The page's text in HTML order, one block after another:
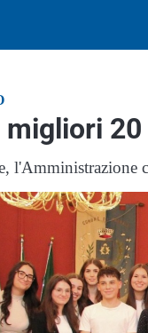
l'Amministrazione